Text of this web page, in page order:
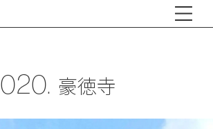
020. 豪徳寺